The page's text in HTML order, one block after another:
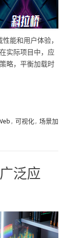
能和用户体验，
实际项目中，应
略，平衡加载时
, 可视化, 场景加
泛应